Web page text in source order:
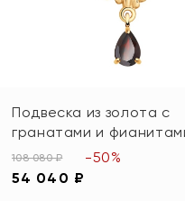
Подвеска из золота с
гранатами и
108 080 ₽
54 040 ₽
-50%